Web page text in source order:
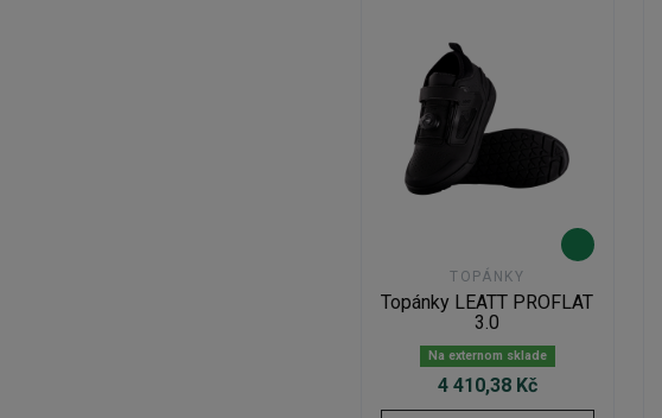
TOPÁNKY
Topánky LEATT PROFLAT
3.0
Na externom sklade
4 410,38 Kč